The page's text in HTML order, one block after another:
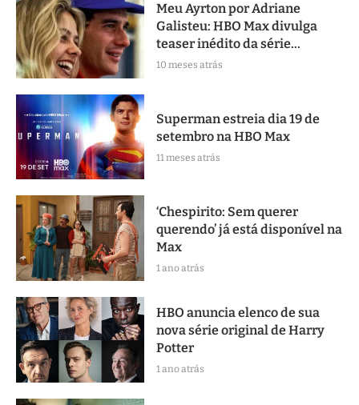
Meu Ayrton por Adriane
Galisteu: HBO Max divulga
teaser inédito da série...
10 meses atrás
Superman estreia dia 19 de
setembro na HBO Max
11 meses atrás
‘Chespirito: Sem querer
querendo’ já está disponível na
Max
1 ano atrás
HBO anuncia elenco de sua
nova série original de Harry
Potter
1 ano atrás